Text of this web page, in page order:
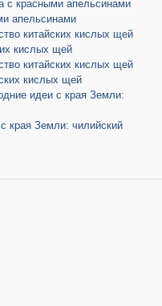
с красными апельсинами
апельсинами
китайских кислых щей
кислых щей
китайских кислых щей
кислых щей
идеи с края Земли:
края Земли: чилийский